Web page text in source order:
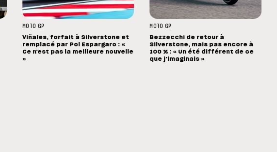
MOTO GP
Viñales, forfait à Silverstone et
remplacé par Pol Espargaro : «
Ce n'est pas la meilleure nouvelle
»
MOTO GP
Bezzecchi de retour à
Silverstone, mais pas encore à
100 % : « Un été différent de ce
que j'imaginais »